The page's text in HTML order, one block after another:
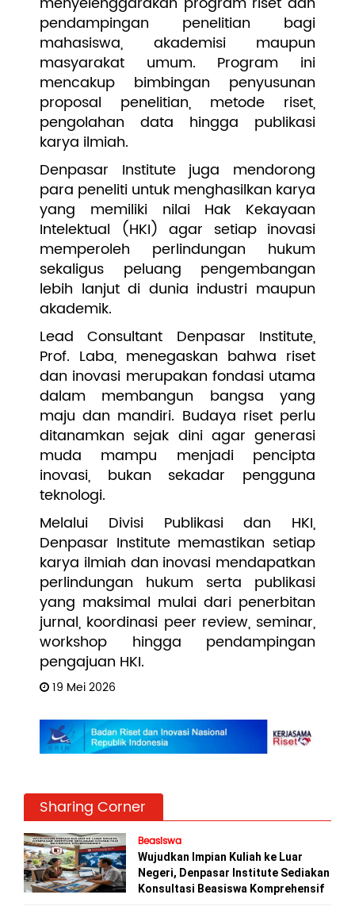
pendampingan penelitian bagi
mahasiswa, akademisi maupun
masyarakat umum. Program ini
mencakup bimbingan penyusunan
proposal penelitian, metode riset,
pengolahan data hingga publikasi
karya ilmiah.
Denpasar Institute juga mendorong
para peneliti untuk menghasilkan karya
yang memiliki nilai Hak Kekayaan
Intelektual (HKI) agar setiap inovasi
memperoleh perlindungan hukum
sekaligus peluang pengembangan
lebih lanjut di dunia industri maupun
akademik.
Lead Consultant Denpasar Institute,
Prof. Laba, menegaskan bahwa riset
dan inovasi merupakan fondasi utama
dalam membangun bangsa yang
maju dan mandiri. Budaya riset perlu
ditanamkan sejak dini agar generasi
muda mampu menjadi pencipta
inovasi, bukan sekadar pengguna
teknologi.
Melalui Divisi Publikasi dan HKI,
Denpasar Institute memastikan setiap
karya ilmiah dan inovasi mendapatkan
perlindungan hukum serta publikasi
yang maksimal mulai dari penerbitan
jurnal, koordinasi peer review, seminar,
workshop hingga pendampingan
pengajuan HKI.
19 Mei 2026
Sharing Corner
Beasiswa
Wujudkan Impian Kuliah ke Luar
Negeri, Denpasar Institute Sediakan
Konsultasi Beasiswa Komprehensif